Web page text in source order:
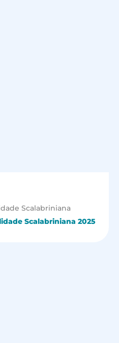
Scalabriniana
Scalabriniana 2025